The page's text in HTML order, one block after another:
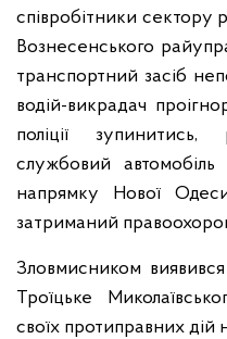
співробітники сектору
Вознесенського
транспортний засіб
водій-викрадач
поліції зупинитись,
службовий
напрямку Нової
затриманий
Зловмисником
Троїцьке
своїх протиправних дій